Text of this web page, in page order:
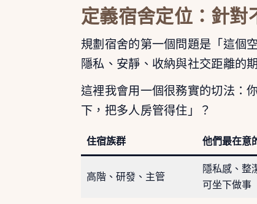
定義宿舍定位：針對
規劃宿舍的第一個問題是「這個
隱私、安靜、收納與社交距離的
這裡我會用一個很務實的切法：
下，把多人房管得住」？
住宿族群 他們最在意
高階、研發、主管
隱私感、整
可坐下做事